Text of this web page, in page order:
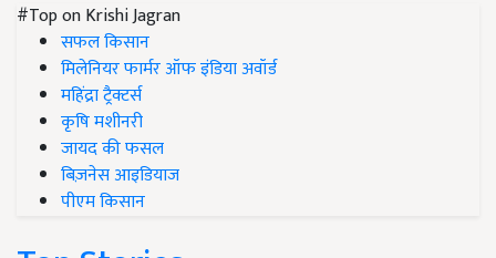
#Top on Krishi Jagran
सफल किसान
मिलेनियर फार्मर ऑफ इंडिया अवॉर्ड
महिंद्रा ट्रैक्टर्स
कृषि मशीनरी
जायद की फसल
बिज़नेस आइडियाज
पीएम किसान